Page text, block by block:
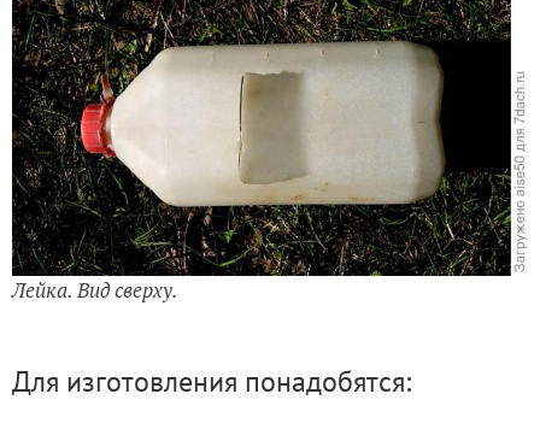
Лейка. Вид сверху.
Для изготовления понадобятся: